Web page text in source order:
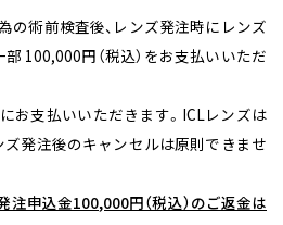
の術前検査後、レンズ発注時にレンズ
100,000円（税込）をお支払いいただ
お支払いいただきます。ICLレンズは
ズ発注後のキャンセルは原則できませ
申込金100,000円（税込）のご返金は